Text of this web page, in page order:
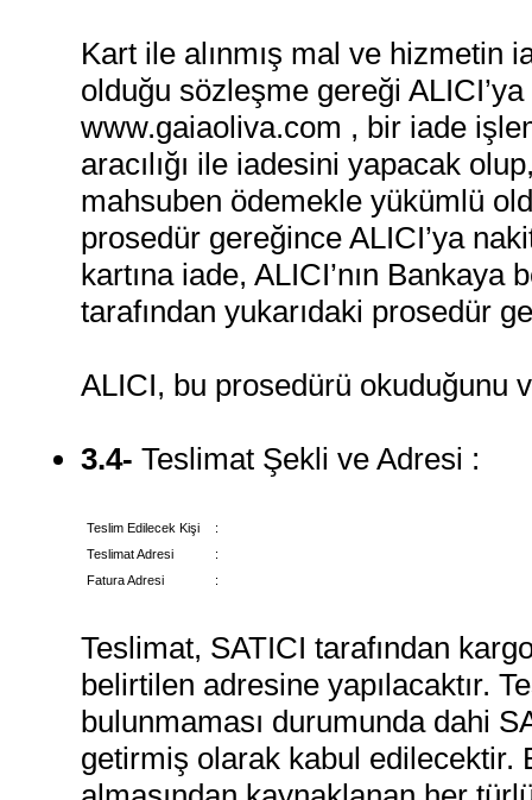
Kart ile alınmış mal ve hizmetin
olduğu sözleşme gereği
www.gaiaoliva.com , bir iade
aracılığı ile iadesini yapacak
mahsuben ödemekle yükümlü
prosedür gereğince ALICI’ya
kartına iade, ALICI’nın
tarafından yukarıdaki prosedür
ALICI, bu prosedürü okuduğunu
3.4- Teslimat Şekli ve Adresi :
Teslim Edilecek Kişi
:
Teslimat Adresi
:
Fatura Adresi
:
Teslimat, SATICI tarafından
belirtilen adresine yapılacaktır.
bulunmaması durumunda dahi
getirmiş olarak kabul edilecektir.